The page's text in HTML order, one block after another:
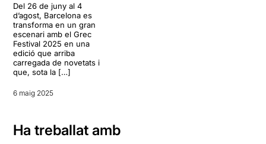
Del 26 de juny al 4
d’agost, Barcelona es
transforma en un gran
escenari amb el Grec
Festival 2025 en una
edició que arriba
carregada de novetats i
que, sota la […]
6 maig 2025
Ha treballat amb